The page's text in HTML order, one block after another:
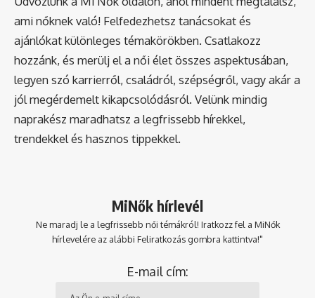
ami nőknek való! Felfedezhetsz tanácsokat és
ajánlókat különleges témakörökben. Csatlakozz
hozzánk, és merülj el a női élet összes aspektusában,
legyen szó karrierről, családról, szépségről, vagy akár a
jól megérdemelt kikapcsolódásról. Velünk mindig
naprakész maradhatsz a legfrissebb hírekkel,
trendekkel és hasznos tippekkel.
MiNők hírlevél
Ne maradj le a legfrissebb női témákról! Iratkozz fel a MiNők
hírlevelére az alábbi Feliratkozás gombra kattintva!"
E-mail cím: